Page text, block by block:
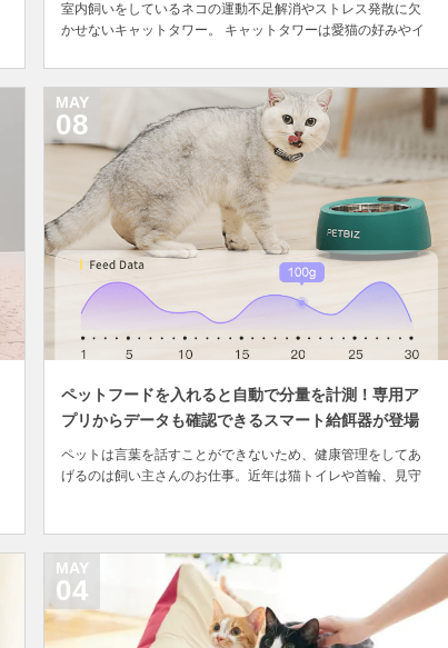
室内飼いをしているネコの運動不足解消やストレス発散に欠
かせないキャットタワー。 キャットタワーは愛猫の好みやイ
体の大きさが異なり年齢によって運動能力も変わってくるた
め、猫が使いづらいと足腰への負担が増し、場合によっては
事故や怪我の原因にも繋がりかねません。 そのため...
ペットフードを入れると自動で分量を計測！専用ア
プリからデータも確認できるスマート給餌器が登場
ペットは言葉を話すことができないため、健康管理をしてあ
げるのは飼い主さんのお仕事。近年は猫トイレや首輪、見守
す。 今回取り上げるのは日本では珍しいスマート給餌器。 ペ
ットが健康で長生きをするためには食べすぎないよ...
MAY
08
MAY
04